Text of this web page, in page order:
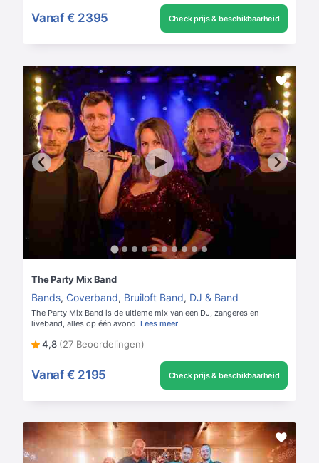
Vanaf € 2395 Check prijs & beschikbaarheid
The Party Mix Band
Bands, Coverband, Bruiloft Band, DJ & Band
The Party Mix Band is de ultieme mix van een DJ, zangeres en
liveband, alles op één avond. Lees meer
4,8 (27 Beoordelingen)
Vanaf € 2195 Check prijs & beschikbaarheid